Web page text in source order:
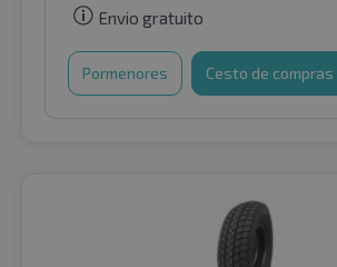
Envio gratuito
Pormenores Cesto de compras